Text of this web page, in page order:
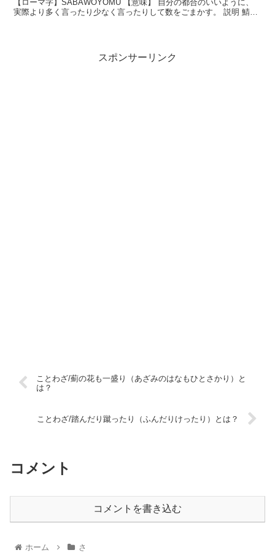
【ローマ字】SABAWOYOMU 【意味】 自分の都合のいいように、
実際より多く言ったり少なく言ったりして数をごまかす。 説明 鯖は
スポンサーリンク
ことわざ/薊の花も一盛り（あざみのはなもひとさかり）と
は？
ことわざ/踏んだり蹴ったり（ふんだりけったり）とは？
コメント
コメントを書き込む
ホーム さ